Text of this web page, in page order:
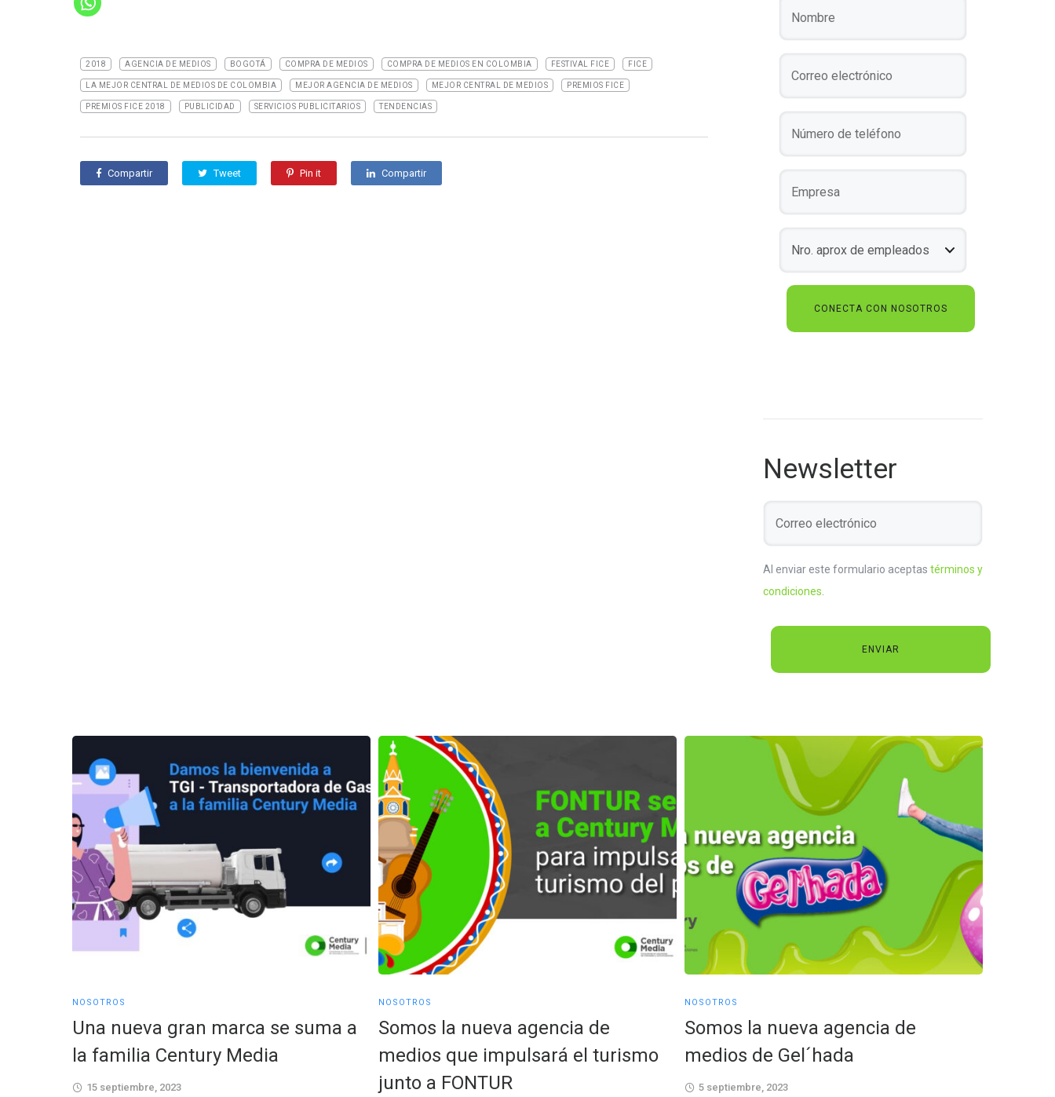
2018 AGENCIA DE MEDIOS BOGOTÁ COMPRA DE MEDIOS COMPRA DE MEDIOS EN COLOMBIA FESTIVAL FICE FICE
LA MEJOR CENTRAL DE MEDIOS DE COLOMBIA MEJOR AGENCIA DE MEDIOS MEJOR CENTRAL DE MEDIOS PREMIOS FICE
PREMIOS FICE 2018 PUBLICIDAD SERVICIOS PUBLICITARIOS TENDENCIAS
Compartir Tweet Pin it Compartir
Newsletter
Al enviar este formulario aceptas términos y
condiciones
NOSOTROS
Una nueva gran marca se suma a
la familia Century Media
15 septiembre, 2023
NOSOTROS
Somos la nueva agencia de
medios que impulsará el turismo
junto a FONTUR
NOSOTROS
Somos la nueva agencia de
medios de Gel´hada
5 septiembre, 2023